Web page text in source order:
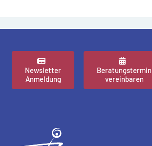
Newsletter
Anmeldung
Beratungstermin
vereinbaren